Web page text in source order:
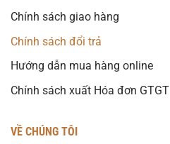
Chính sách giao hàng
Chính sách đổi trả
Hướng dẫn mua hàng online
Chính sách xuất Hóa đơn GTGT
VỀ CHÚNG TÔI